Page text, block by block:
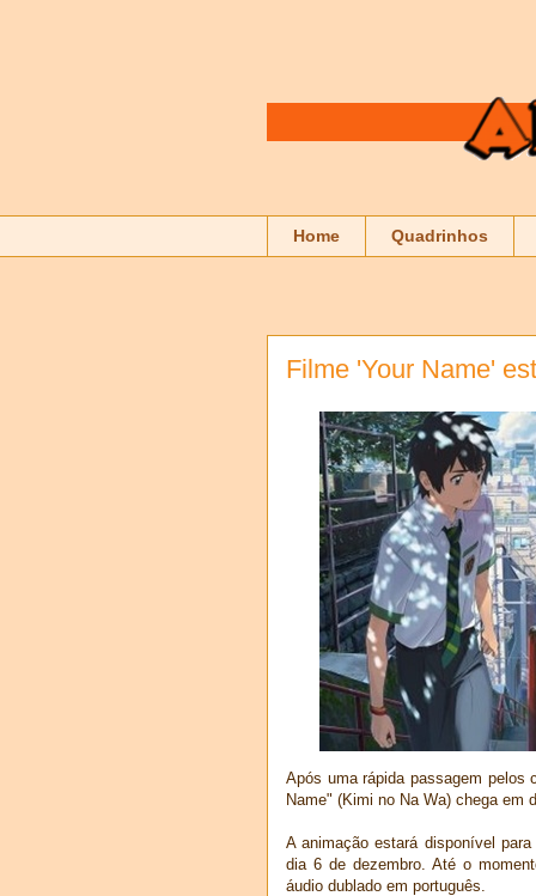
Home Quadrinhos
Filme 'Your Name'
Após uma rápida passagem pelos
Name" (Kimi no Na Wa) chega em
A animação estará disponível
dia 6 de dezembro. Até o
áudio dublado em português.